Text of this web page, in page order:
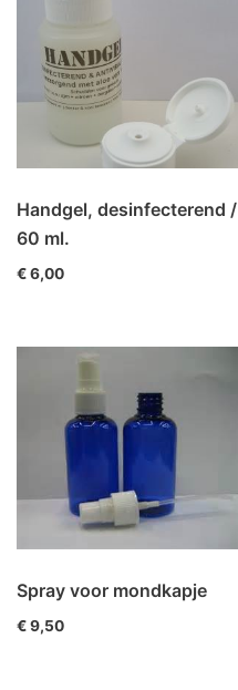
Handgel, desinfecterend /
60 ml.
€6,00
Spray voor mondkapje
€9,50